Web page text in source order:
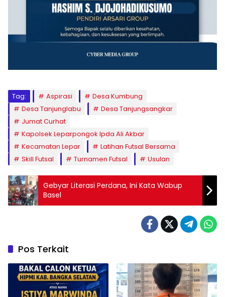
Tag: Aspirasi
Desa Kumbung
Desa Tanjunglabu
Desa Tanjungsangkar
Jumat Curhat
Kapolsek Leparpongok Ipda Ali Akbar
Kecamatan Lepar
Latihan Futsal Bersama
Skill Futsal
Turnamen Futsal Usulan
Gebyar Literasi Perdana, Ini Kata Wabup
Basel
Pos Terkait